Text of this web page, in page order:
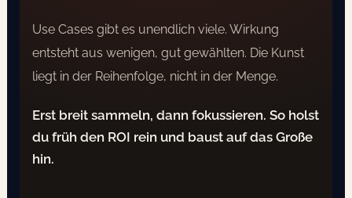
Use Cases gibt es unendlich viele. Wirkung
entsteht aus wenigen, gut gewählten. Die Kunst
liegt in der Reihenfolge, nicht in der Menge.
Erst breit sammeln, dann fokussieren. So holst
du früh den ROI rein und baust auf das Große
hin.